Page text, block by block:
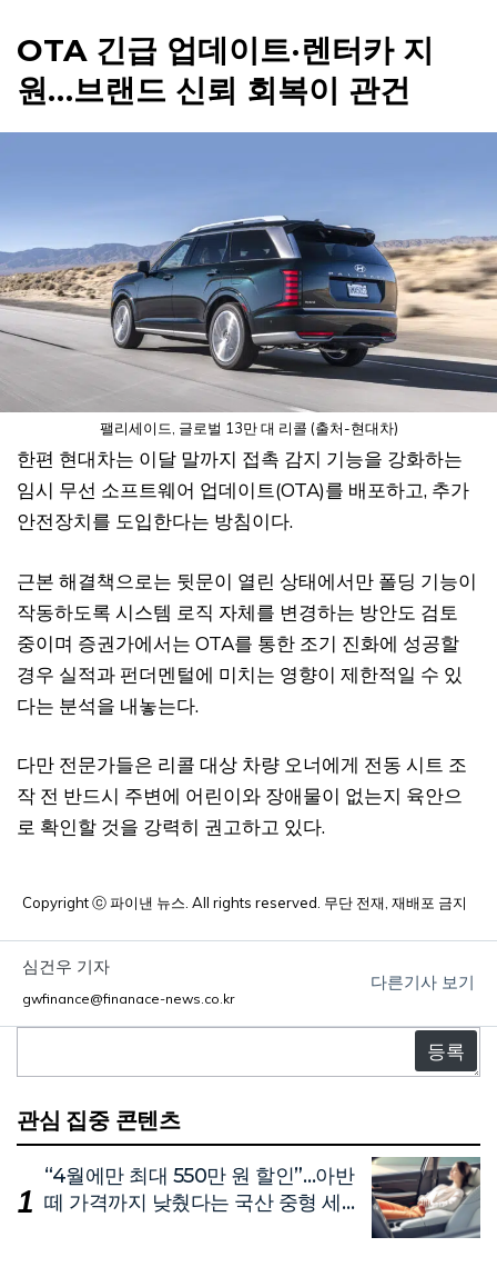
OTA 긴급 업데이트·렌터카 지
원…브랜드 신뢰 회복이 관건
팰리세이드, 글로벌 13만 대 리콜 (출처-현대차)
한편 현대차는 이달 말까지 접촉 감지 기능을 강화하는
임시 무선 소프트웨어 업데이트(OTA)를 배포하고, 추가
안전장치를 도입한다는 방침이다.
근본 해결책으로는 뒷문이 열린 상태에서만 폴딩 기능이
작동하도록 시스템 로직 자체를 변경하는 방안도 검토
중이며 증권가에서는 OTA를 통한 조기 진화에 성공할
경우 실적과 펀더멘털에 미치는 영향이 제한적일 수 있
다는 분석을 내놓는다.
다만 전문가들은 리콜 대상 차량 오너에게 전동 시트 조
작 전 반드시 주변에 어린이와 장애물이 없는지 육안으
로 확인할 것을 강력히 권고하고 있다.
Copyright ⓒ 파이낸 뉴스. All rights reserved. 무단 전재, 재배포 금지
심건우 기자
gwfinance@finanace-news.co.kr
다른기사 보기
글
관심 집중 콘텐츠
“4월에만 최대 550만 원 할인”…아반
떼 가격까지 낮췄다는 국산 중형 세